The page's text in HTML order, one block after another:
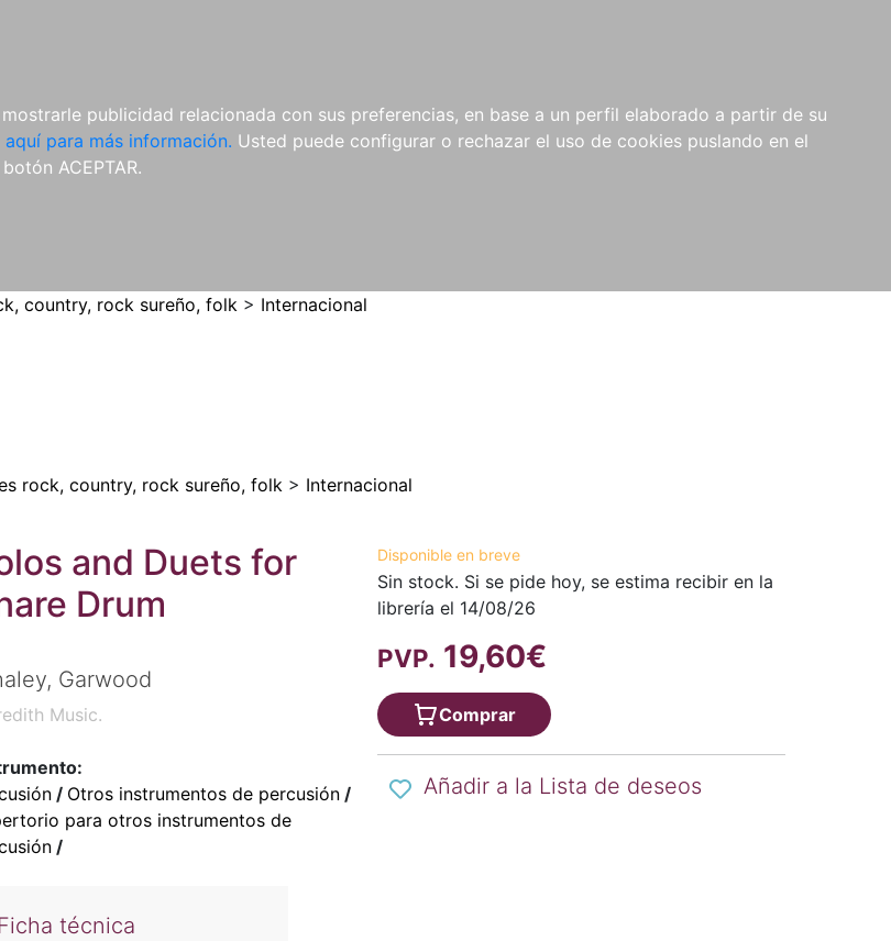
publicidad relacionada con sus preferencias, en base a un perfil elaborado a partir de su
aquí para más información. Usted puede configurar o rechazar el uso de cookies puslando en el
ACEPTAR.
REVISTAS
CDS Y
DVDS
MATERIAL
COMPLEMENTARIO
NOVEDADES NOTICIAS
COMPRAS
INSTITUCIONALES
country, rock sureño, folk > Internacional
rock, country, rock sureño, folk > Internacional
and Duets for
Drum
Garwood
Music.
/ Otros instrumentos de percusión/
para otros instrumentos de
/
Ficha técnica
Disponible en breve
Sin stock. Si se pide hoy, se estima recibir en la
librería el 14/08/26
PVP. 19,60€
Comprar
Añadir a la Lista de deseos